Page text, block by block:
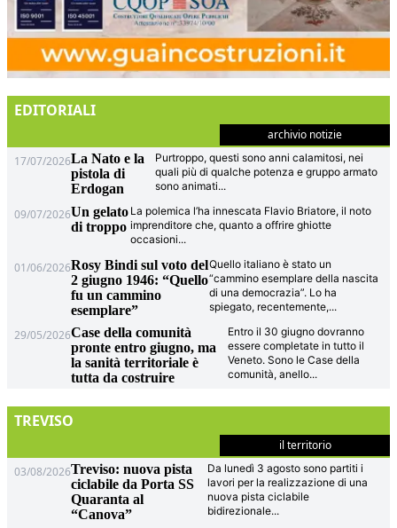
EDITORIALI
archivio notizie
17/07/2026La Nato e la
pistola di
Erdogan
Purtroppo, questi sono anni calamitosi, nei
quali più di qualche potenza e gruppo armato
sono animati...
09/07/2026Un gelato
di troppo
La polemica l’ha innescata Flavio Briatore, il noto
imprenditore che, quanto a offrire ghiotte
occasioni...
01/06/2026Rosy Bindi sul voto del
2 giugno 1946: “Quello
fu un cammino
esemplare”
Quello italiano è stato un
“cammino esemplare della nascita
di una democrazia”. Lo ha
spiegato, recentemente,...
29/05/2026Case della comunità
pronte entro giugno, ma
la sanità territoriale è
tutta da costruire
Entro il 30 giugno dovranno
essere completate in tutto il
Veneto. Sono le Case della
comunità, anello...
TREVISO
il territorio
03/08/2026Treviso: nuova pista
ciclabile da Porta SS
Quaranta al
“Canova”
Da lunedì 3 agosto sono partiti i
lavori per la realizzazione di una
nuova pista ciclabile
bidirezionale...